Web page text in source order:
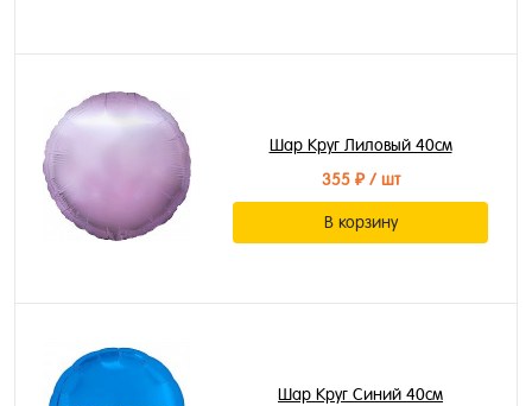
Шар Круг Лиловый 40см
355 ₽/ шт
В корзину
Шар Круг Синий 40см